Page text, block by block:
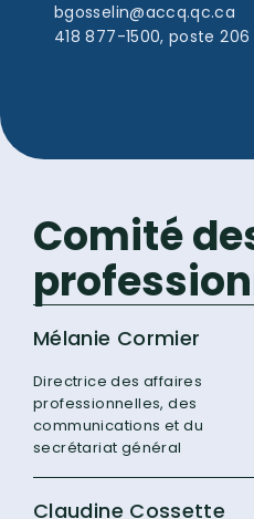
bgosselin@accq.qc.ca
418 877-1500, poste 206
Comité
Mélanie Cormier
Directrice des affaires
professionnelles, des
communications et du
secrétariat général
Claudine Cossette